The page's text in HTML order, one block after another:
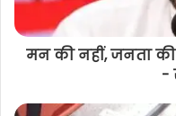
मन की नहीं, जनता
-